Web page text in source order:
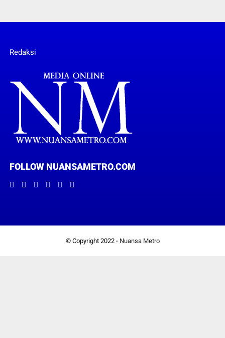
Redaksi
FOLLOW NUANSAMETRO.COM
© Copyright 2022 - Nuansa Metro